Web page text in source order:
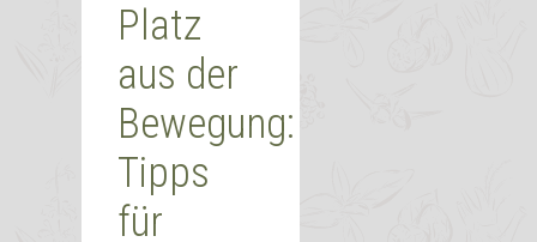
Platz
aus der
Bewegung:
Tipps
für